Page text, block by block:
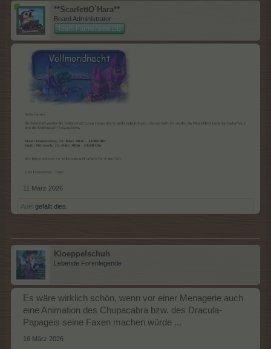
**ScarlettO`Hara**
Board Administrator
Team Farmerama DE
11 März 2026
Auel gefällt dies.
Kloeppelschuh
Lebende Forenlegende
Es wäre wirklich schön, wenn vor einer Menagerie auch
eine Animation des Chupacabra bzw. des Dracula-
Papageis seine Faxen machen würde ...
16 März 2026